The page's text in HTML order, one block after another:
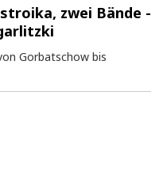
zwei Bände -
Gorbatschow bis